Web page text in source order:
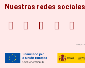
Nuestras redes sociales